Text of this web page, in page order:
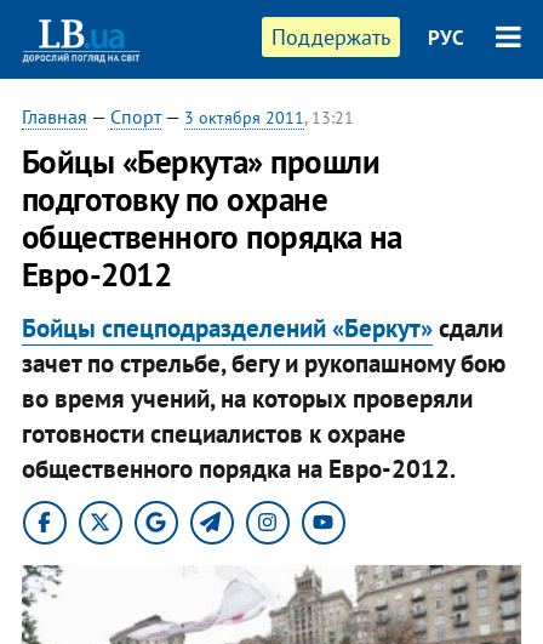
Поддержать РУС
Главная — Спорт— 3 октября 2011, 13:21
Бойцы «Беркута» прошли
подготовку по охране
общественного порядка на
Евро-2012
Бойцы спецподразделений «Беркут»сдали
зачет по стрельбе, бегу и рукопашному бою
во время учений, на которых проверяли
готовности специалистов к охране
общественного порядка на Евро-2012.